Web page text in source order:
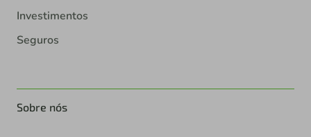
Investimentos
Seguros
Sobre nós